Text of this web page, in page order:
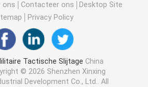
Laarzen
Vest
ons Contacteer ons
Desktop Site
Privacy Policy
Tactische Slijtage China
© 2026 Shenzhen Xinxing
Development Co., Ltd.. All